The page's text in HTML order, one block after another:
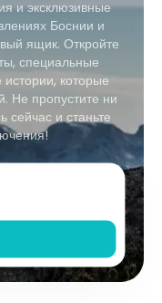
и эксклюзивные
Боснии и
ящик. Откройте
специальные
которые
Не пропустите ни
сейчас и станьте